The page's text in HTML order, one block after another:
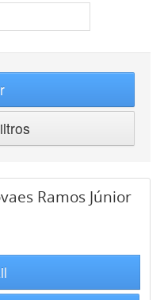
Ramos Júnior